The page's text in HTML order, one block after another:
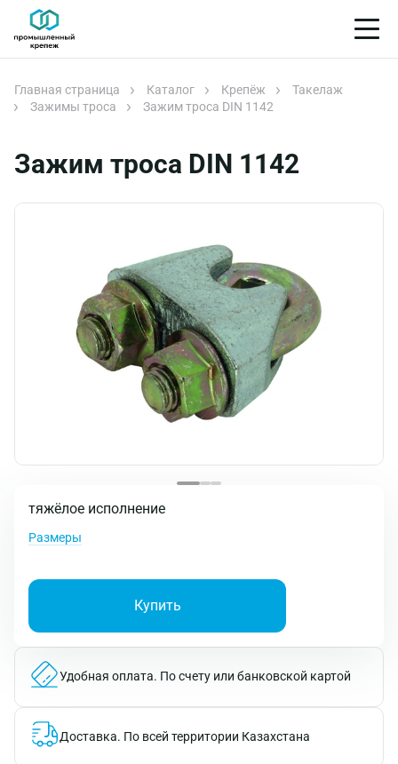
Главная страница Каталог Крепёж
Такелаж
Зажимы троса
Зажим троса DIN 1142
Зажим троса DIN 1142
тяжёлое исполнение
Размеры
Купить
Удобная оплата. По счету или банковской картой
Доставка. По всей территории Казахстана